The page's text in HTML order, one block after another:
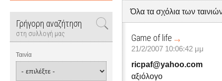
Γρήγορη αναζήτηση
στη συλλογή μας
Ταινία
Όλα τα σχόλια των
Game of life
21/2/2007 10:06:42 μμ
ricpaf@yahoo.com
αξιόλογο